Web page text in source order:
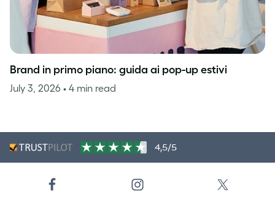
Brand in primo piano: guida ai pop-up estivi
July 3, 2026 • 4 min read
4,5/5